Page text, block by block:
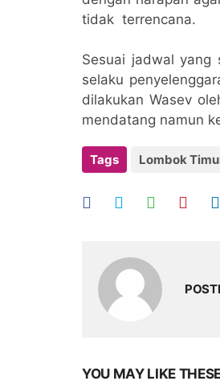
tidak terrencana.
Sesuai jadwal yang
selaku
dilakukan Wasev
mendatang namun
Tags Lombok
YOU MAY LIKE